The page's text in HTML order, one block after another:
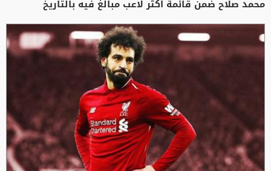
محمد صلاح ضمن قائمة أكثر لاعب مبالغ فيه بالتاريخ